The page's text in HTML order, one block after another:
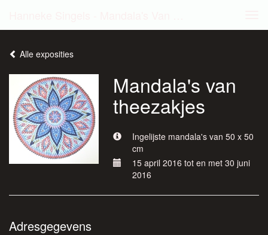
Alle exposities
Mandala's van
theezakjes
Ingelijste mandala's van 50 x 50
cm
15 april 2016 tot en met 30 juni
2016
Adresgegevens